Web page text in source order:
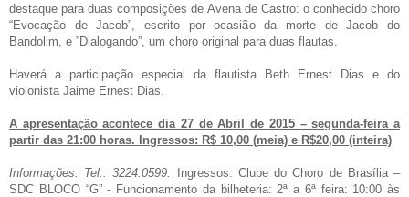
destaque para duas composições de Avena de Castro: o conhecido choro
“Evocação de Jacob”, escrito por ocasião da morte de Jacob do
Bandolim, e ”Dialogando”, um choro original para duas flautas.
Haverá a participação especial da flautista Beth Ernest Dias e do
violonista Jaime Ernest Dias.
A apresentação acontece dia 27 de Abril de 2015 – segunda-feira a
partir das 21:00 horas. Ingressos: R$ 10,00 (meia) e R$20,00 (inteira)
Informações: Tel.: 3224.0599. Ingressos: Clube do Choro de Brasília –
SDC BLOCO “G” - Funcionamento da bilheteria: 2ª a 6ª feira: 10:00 às